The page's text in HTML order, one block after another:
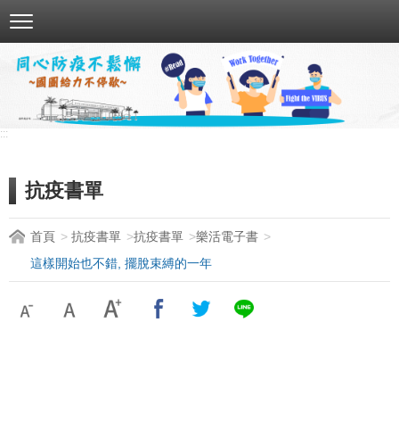
到
區
:::
抗疫書單
首頁 抗疫書單 抗疫書單
樂活電子書
這樣開始也不錯, 擺脫束縛的一年